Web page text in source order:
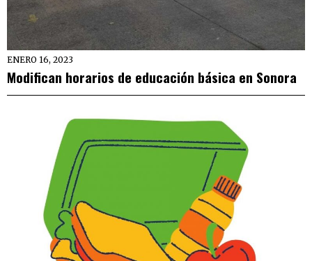
ENERO 16, 2023
Modifican horarios de educación básica en Sonora